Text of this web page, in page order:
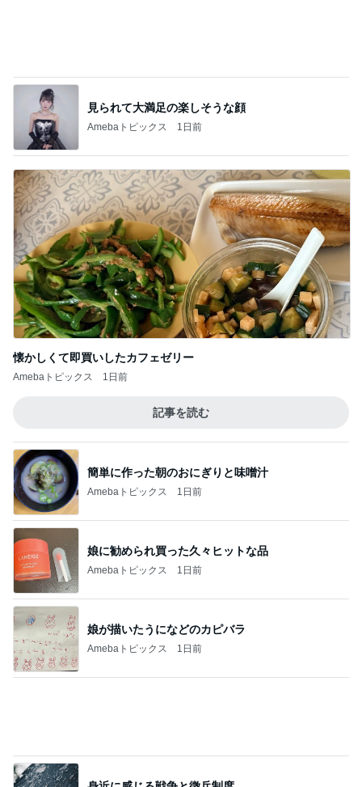
懐かしくて即買いしたカフェゼリー
Amebaトピックス
記事を読む
簡単に作った朝のおにぎりと味噌汁
Amebaトピックス 1日前
娘に勧められ買った久々ヒットな品
Amebaトピックス 1日前
Amebaトピックス 1日前
身近に感じる戦争と徴兵制度
Amebaトピックス 1日前